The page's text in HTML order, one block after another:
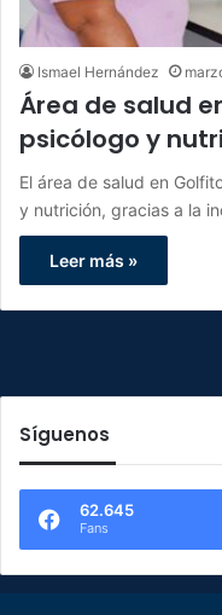
Ismael Hernández
Área de salud
psicólogo y
El área de salud en
y nutrición, gracias a la
Leer más »
Síguenos
62.645
Fans